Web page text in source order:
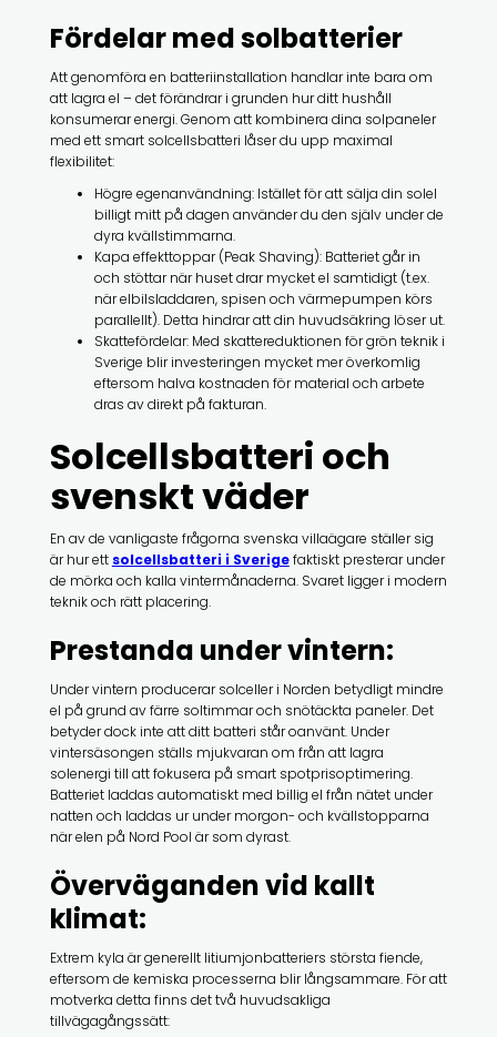
Fördelar med solbatterier
Att genomföra en batteriinstallation handlar inte bara om
att lagra el – det förändrar i grunden hur ditt hushåll
konsumerar energi. Genom att kombinera dina solpaneler
med ett smart solcellsbatteri låser du upp maximal
flexibilitet:
Högre egenanvändning: Istället för att sälja din solel
billigt mitt på dagen använder du den själv under de
dyra kvällstimmarna.
Kapa effekttoppar (Peak Shaving): Batteriet går in
och stöttar när huset drar mycket el samtidigt (t.ex.
när elbilsladdaren, spisen och värmepumpen körs
parallellt). Detta hindrar att din huvudsäkring löser ut.
Skattefördelar: Med skattereduktionen för grön teknik i
Sverige blir investeringen mycket mer överkomlig
eftersom halva kostnaden för material och arbete
dras av direkt på fakturan.
Solcellsbatteri och
svenskt väder
En av de vanligaste frågorna svenska villaägare ställer sig
är hur ett solcellsbatteri i Sverigefaktiskt presterar under
de mörka och kalla vintermånaderna. Svaret ligger i modern
teknik och rätt placering.
Prestanda under vintern:
Under vintern producerar solceller i Norden betydligt mindre
el på grund av färre soltimmar och snötäckta paneler. Det
betyder dock inte att ditt batteri står oanvänt. Under
vintersäsongen ställs mjukvaran om från att lagra
solenergi till att fokusera på smart spotprisoptimering.
Batteriet laddas automatiskt med billig el från nätet under
natten och laddas ur under morgon- och kvällstopparna
när elen på Nord Pool är som dyrast.
Överväganden vid kallt
klimat:
Extrem kyla är generellt litiumjonbatteriers största fiende,
eftersom de kemiska processerna blir långsammare. För att
motverka detta finns det två huvudsakliga
tillvägagångssätt: